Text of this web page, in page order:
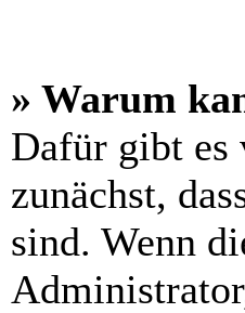
» Warum
Dafür gibt es
zunächst,
sind. Wenn